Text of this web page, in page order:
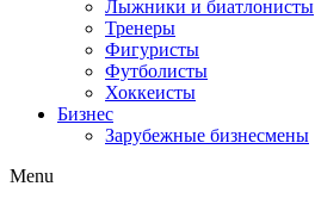
Лыжники и биатлонисты
Тренеры
Фигуристы
Футболисты
Хоккеисты
Бизнес
Зарубежные бизнесмены
Menu